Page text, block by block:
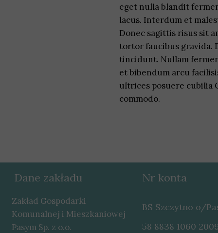
eget nulla blandit
lacus. Interdum et
Donec sagittis risus sit
tortor faucibus gravida.
tincidunt. Nullam
et bibendum arcu
ultrices posuere cubilia
commodo.
Dane zakładu
Zakład Gospodarki
Komunalnej i Mieszkaniowej
Pasym Sp. z o.o.
Nr konta
BS Szczytno o/
58 8838 1060